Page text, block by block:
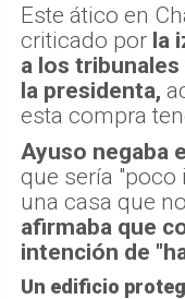
Este ático en
criticado por la
a los
la presidenta,
esta compra
Ayuso negaba
que sería "poco
una casa que
afirmaba que
intención de
Un edificio